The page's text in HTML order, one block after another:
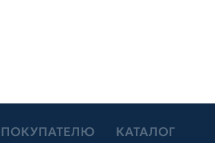
ПОКУПАТЕЛЮ КАТАЛОГ